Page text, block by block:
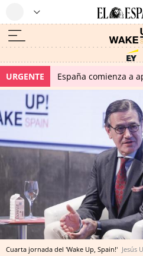
URGENTE España comienza a
Cuarta jornada del 'Wake Up, Spain!' Jesús